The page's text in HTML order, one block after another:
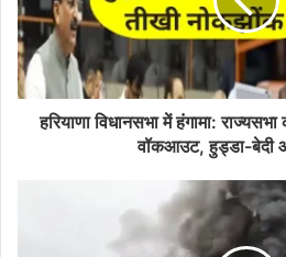
हरियाणा विधानसभा में हंगामा:
वॉकआउट, हुड्डा-बेदी